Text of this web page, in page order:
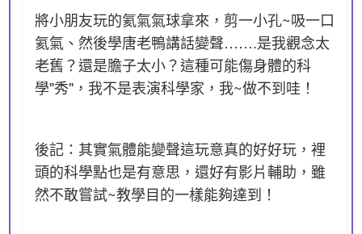
將小朋友玩的氦氣氣球拿來，剪一小孔~吸一口
氦氣、然後學唐老鴨講話變聲…….是我觀念太
老舊？還是膽子太小？這種可能傷身體的科
學"秀"，我不是表演科學家，我~做不到哇！
後記：其實氣體能變聲這玩意真的好好玩，裡
頭的科學點也是有意思，還好有影片輔助，雖
然不敢嘗試~教學目的一樣能夠達到！